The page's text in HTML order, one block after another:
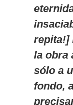
repita!]
la obra
sólo a
fondo,